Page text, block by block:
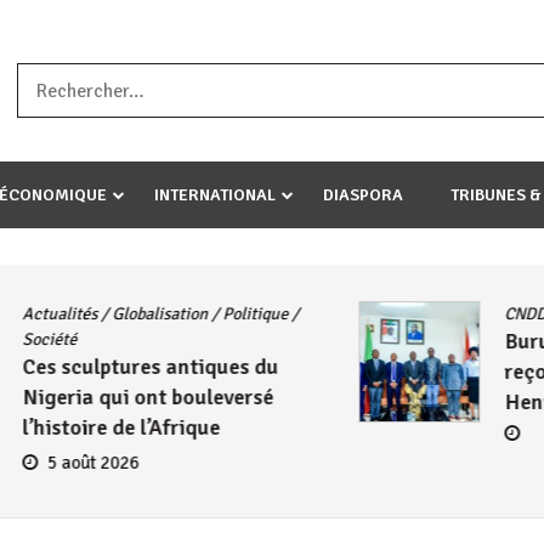
umariye umuryango wawe canke igihugu cakwibarutse
INTERNATIONAL DIASPORA TRIBUNES
Actualités/East African Community
Le Président Évariste
Ndayishimiye échange avec
Mahamadou Issoufou sur les